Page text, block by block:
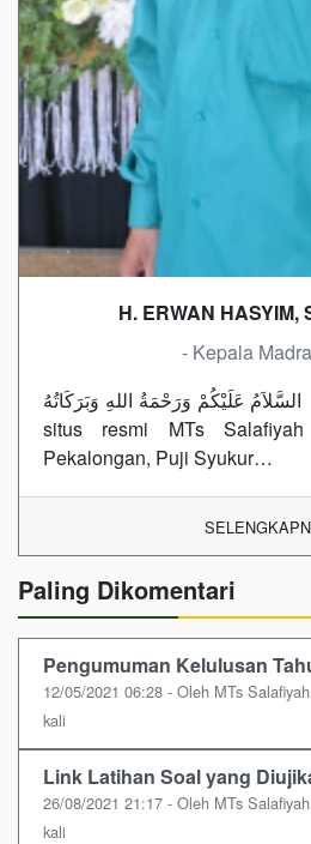
H. ERWAN HASYIM,
- Kepala
السَّلاَمُ عَلَيْكُمْ وَرَحْمَةُ اللهِ وَبَرَكَاتُهُ Selamat datang di
situs resmi MTs
Pekalongan, Puji Syukur…
Paling Dikomentari
Pengumuman Kelulusan
12/05/2021 06:28 - Oleh MTs
kali
Link Latihan Soal yang
26/08/2021 21:17 - Oleh MTs
kali